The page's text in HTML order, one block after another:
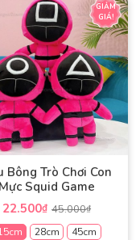
Bông Trò Chơi Con
Mực Squid Game
GIẢM
GIÁ!
22.500₫ 45.000₫
28cm 45cm